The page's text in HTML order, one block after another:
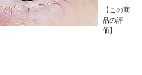
【この商
品の評
価】